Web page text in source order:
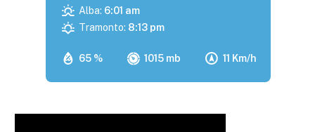
65 % 1015 mb 11 Km/h
Alba: 6:01 am
Tramonto: 8:13 pm